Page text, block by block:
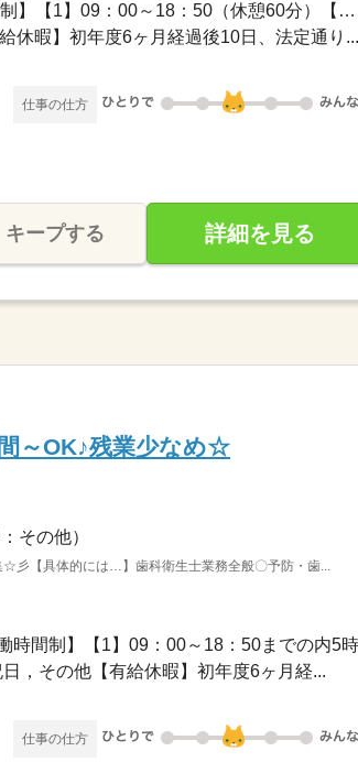
09：00～18：50【1ヵ月単位の変形労働時間制】【1】09：00～18：50（休憩60分）【所定...
休暇】初年度6ヶ月経過後10日、法定通り...
仕事の仕方
キープする 詳細を見る
～OK♪残業少なめ☆
その他）
彡【具体的には…】歯科衛生士業務全般〇予防・歯...
時間制】【1】09：00～18：50までの内5
，その他【有給休暇】初年度6ヶ月経...
仕事の仕方